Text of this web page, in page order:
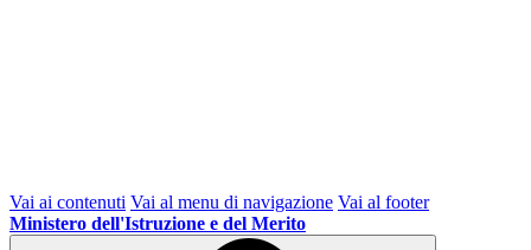
Vai ai contenuti Vai al menu di navigazione Vai al footer
Ministero dell'Istruzione e del Merito